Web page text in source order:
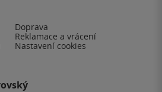
Doprava
Reklamace a vrácení
Nastavení cookies